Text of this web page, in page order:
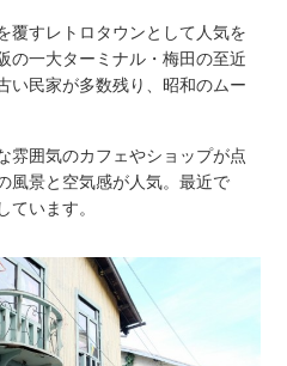
覆すレトロタウンとして人気を
の一大ターミナル・梅田の至近
い民家が多数残り、昭和のムー
雰囲気のカフェやショップが点
風景と空気感が人気。最近で
ています。